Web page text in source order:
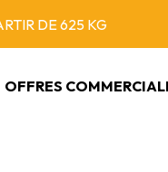
OFFRES